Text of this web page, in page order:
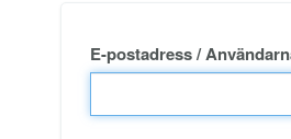
E-postadress /